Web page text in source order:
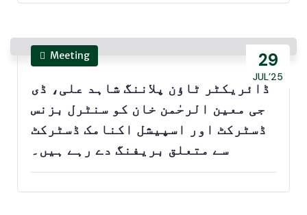
29
JUL’25
Meeting
ڈائریکٹر ٹاؤن پلاننگ شاہد علی، ڈی
جی معین الرحٰمن خان کو سنٹرل بزنس
ڈسٹرکٹ اور اسپیشل اکنامک ڈسٹرکٹ
سے متعلق بریفنگ دے رہے ہیں۔